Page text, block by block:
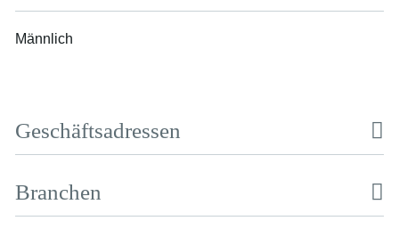
Männlich
Geschäftsadressen
Branchen